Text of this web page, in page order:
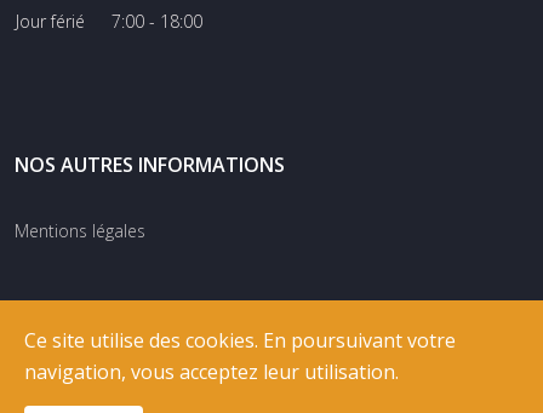
Jour férié
7:00 - 18:00
NOS AUTRES INFORMATIONS
Mentions légales
Ce site utilise des cookies. En poursuivant votre
navigation, vous acceptez leur utilisation.